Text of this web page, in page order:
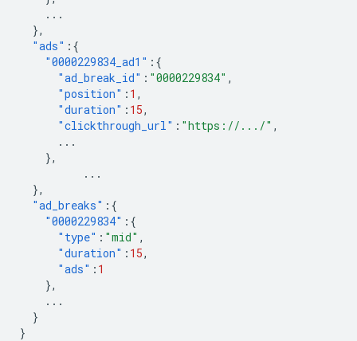
...
},
"ads" :{
"0000229834_ad1" :{
"ad_break_id" : "0000229834" ,
"position" : 1 ,
"duration" : 15,
"clickthrough_url" : "https://.../" ,
...
},
...
},
"ad_breaks" :{
"0000229834" :{
"type" : "mid" ,
"duration" : 15,
"ads" : 1
},
...
}
}